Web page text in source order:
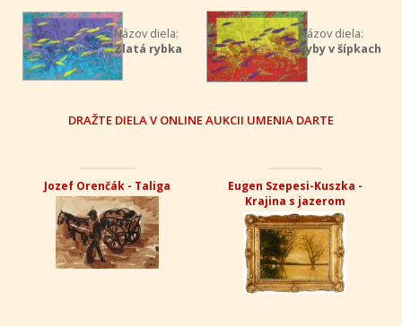
Názov diela:
Zlatá rybka
Názov diela:
Ryby v šípkach
DRAŽTE DIELA V ONLINE AUKCII UMENIA DARTE
Jozef Orenčák - Taliga
Eugen Szepesi-Kuszka -
Krajina s jazerom